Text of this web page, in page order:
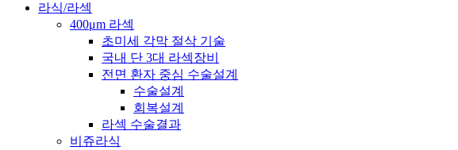
라식/라섹
400μm 라섹
초미세 각막 절삭 기술
국내 단 3대 라섹장비
전면 환자 중심 수술설계
수술설계
회복설계
라섹 수술결과
비쥬라식